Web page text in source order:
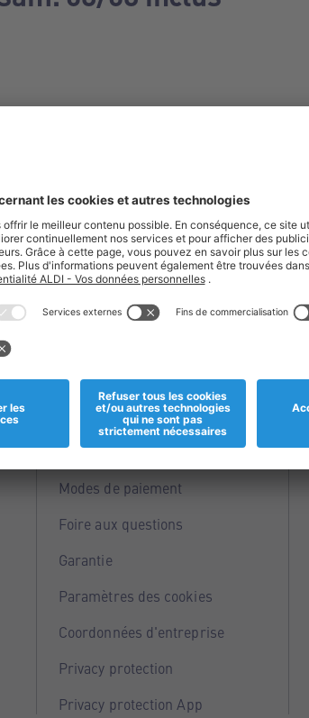
aucune de nos offres.
Informations
Magasins
Modes de paiement
Foire aux questions
Garantie
Paramètres des cookies
Coordonnées d'entreprise
Privacy protection
Privacy protection App